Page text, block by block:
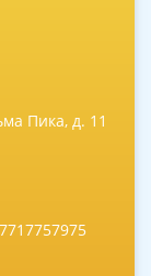
Пика, д. 11